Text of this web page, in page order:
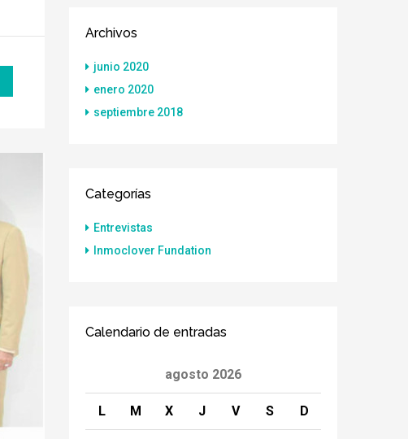
Archivos
junio 2020
enero 2020
septiembre 2018
Categorías
Entrevistas
Inmoclover Fundation
Calendario de entradas
agosto 2026
L M X J V S D